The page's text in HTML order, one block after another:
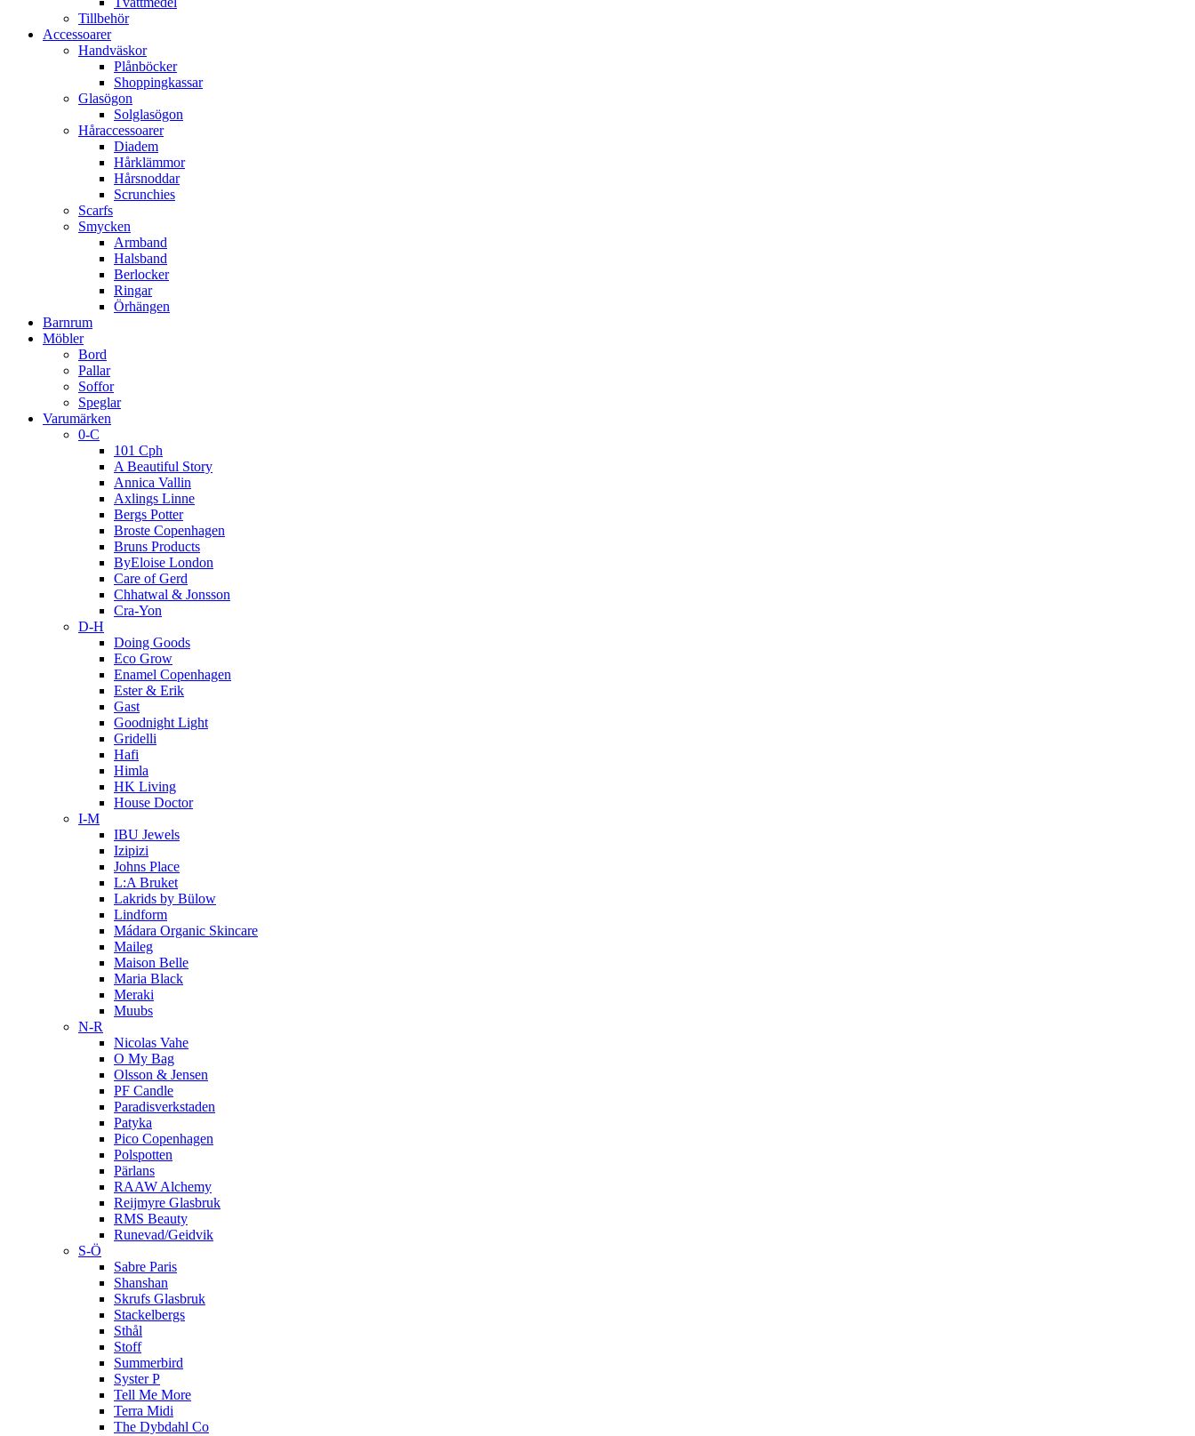
Tillbehör
Accessoarer
Handväskor
Plånböcker
Shoppingkassar
Glasögon
Solglasögon
Håraccessoarer
Diadem
Hårklämmor
Hårsnoddar
Scrunchies
Scarfs
Smycken
Armband
Halsband
Berlocker
Ringar
Örhängen
Barnrum
Möbler
Bord
Pallar
Soffor
Speglar
Varumärken
0-C
101 Cph
A Beautiful Story
Annica Vallin
Axlings Linne
Bergs Potter
Broste Copenhagen
Bruns Products
ByEloise London
Care of Gerd
Chhatwal & Jonsson
Cra-Yon
D-H
Doing Goods
Eco Grow
Enamel Copenhagen
Ester & Erik
Gast
Goodnight Light
Gridelli
Hafi
Himla
HK Living
House Doctor
I-M
IBU Jewels
Izipizi
Johns Place
L:A Bruket
Lakrids by Bülow
Lindform
Mádara Organic Skincare
Maileg
Maison Belle
Maria Black
Meraki
Muubs
N-R
Nicolas Vahe
O My Bag
Olsson & Jensen
PF Candle
Paradisverkstaden
Patyka
Pico Copenhagen
Polspotten
Pärlans
RAAW Alchemy
Reijmyre Glasbruk
RMS Beauty
Runevad/Geidvik
S-Ö
Sabre Paris
Shanshan
Skrufs Glasbruk
Stackelbergs
Sthål
Stoff
Summerbird
Syster P
Tell Me More
Terra Midi
The Dybdahl Co